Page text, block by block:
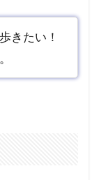
きたい！